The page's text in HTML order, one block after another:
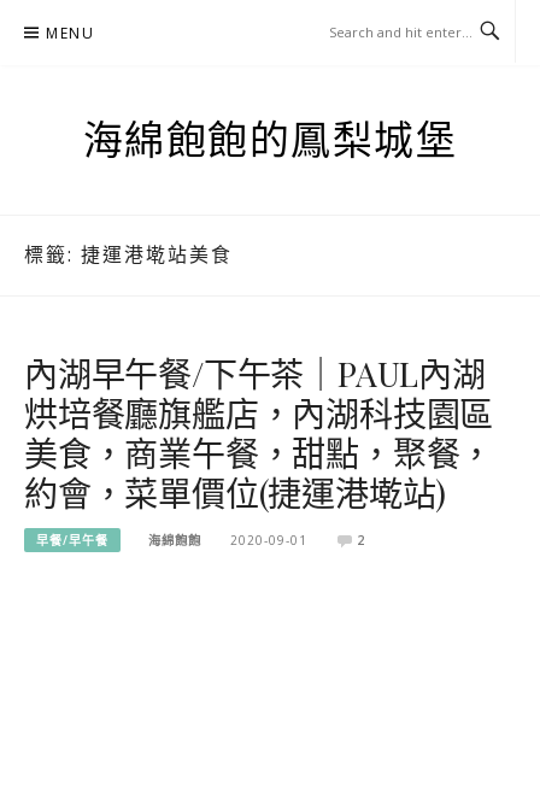
MENU
海綿飽飽的鳳梨城堡
標籤: 捷運港墘站美食
內湖早午餐/下午茶｜PAUL內湖
烘培餐廳旗艦店，內湖科技園區
美食，商業午餐，甜點，聚餐，
約會，菜單價位(捷運港墘站)
早餐/早午餐 海綿飽飽 2020-09-01 2